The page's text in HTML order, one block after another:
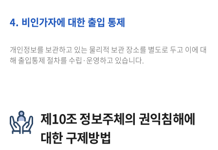
4. 비인가자에 대한 출입 통제
개인정보를 보관하고 있는 물리적 보관 장소를 별도로 두고 이에 대
해 출입통제 절차를 수립·운영하고 있습니다.
제10조 정보주체의 권익침해에
대한 구제방법